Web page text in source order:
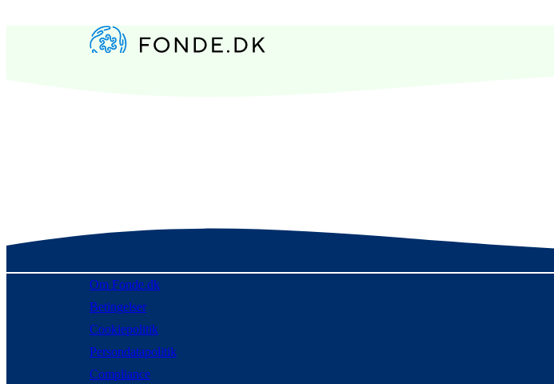
Om Fonde.dk
Betingelser
Cookiepolitik
Persondatapolitik
Compliance